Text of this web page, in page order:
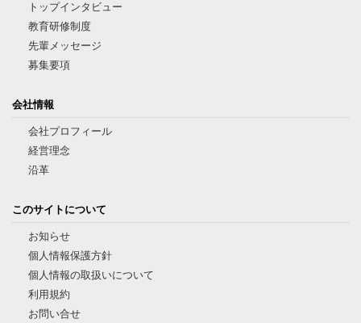
トップインタビュー
教育研修制度
先輩メッセージ
募集要項
会社情報
会社プロフィール
経営理念
沿革
このサイトについて
お知らせ
個人情報保護方針
個人情報の取扱いについて
利用規約
お問い合せ